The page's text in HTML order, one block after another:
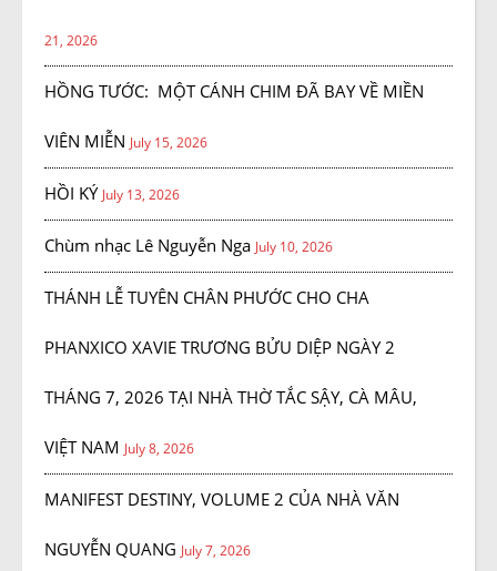
21, 2026
HỒNG TƯỚC: MỘT CÁNH CHIM ĐÃ BAY VỀ MIỀN
VIÊN MIỄN July 15, 2026
HỒI KÝ July 13, 2026
Chùm nhạc Lê Nguyễn Nga July 10, 2026
THÁNH LỄ TUYÊN CHÂN PHƯỚC CHO CHA
PHANXICO XAVIE TRƯƠNG BỬU DIỆP NGÀY 2
THÁNG 7, 2026 TẠI NHÀ THỜ TẮC SẬY, CÀ MÂU,
VIỆT NAM July 8, 2026
MANIFEST DESTINY, VOLUME 2 CỦA NHÀ VĂN
NGUYỄN QUANG July 7, 2026